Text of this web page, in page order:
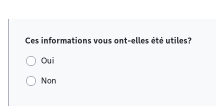
Ces informations vous ont-elles été utiles?
Oui
Non